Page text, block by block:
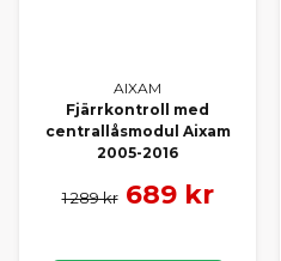
AIXAM
Fjärrkontroll med
centrallåsmodul Aixam
2005-2016
1 289 kr 689 kr